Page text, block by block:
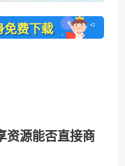
资源能否直接商